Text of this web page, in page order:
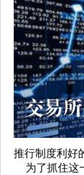
推行制度利好
为了抓住这